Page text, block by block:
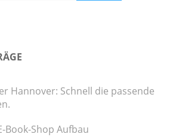
Hannover: Schnell die passende
Book-Shop Aufbau